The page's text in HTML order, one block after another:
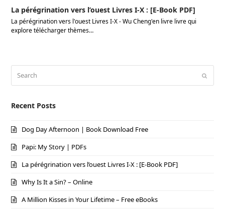
La pérégrination vers l’ouest Livres I-X : [E-Book PDF]
La pérégrination vers l'ouest Livres I-X - Wu Cheng'en livre livre qui
explore télécharger thèmes…
Recent Posts
Dog Day Afternoon | Book Download Free
Papi: My Story | PDFs
La pérégrination vers l’ouest Livres I-X : [E-Book PDF]
Why Is It a Sin? – Online
A Million Kisses in Your Lifetime – Free eBooks